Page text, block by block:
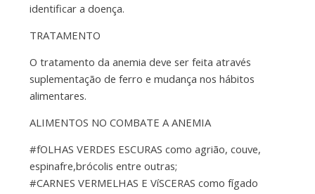
identificar a doença.
TRATAMENTO
O tratamento da anemia deve ser feita através
suplementação de ferro e mudança nos hábitos
alimentares.
ALIMENTOS NO COMBATE A ANEMIA
#fOLHAS VERDES ESCURAS como agrião, couve,
espinafre,brócolis entre outras;
#CARNES VERMELHAS E VíSCERAS como fígado